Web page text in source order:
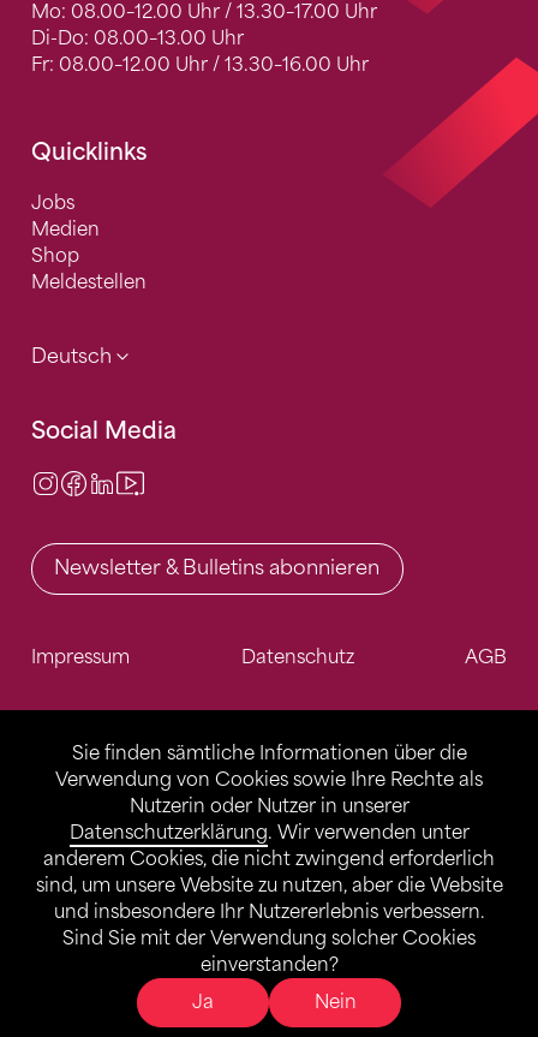
Sie finden sämtliche Informationen über die
Verwendung von Cookies sowie Ihre Rechte als
Nutzerin oder Nutzer in unserer
Datenschutzerklärung. Wir verwenden unter
anderem Cookies, die nicht zwingend erforderlich
sind, um unsere Website zu nutzen, aber die Website
und insbesondere Ihr Nutzererlebnis verbessern.
Sind Sie mit der Verwendung solcher Cookies
einverstanden?
Ja
Nein
Mo: 08.00–12.00 Uhr / 13.30–17.00 Uhr
Di-Do: 08.00–13.00 Uhr
Fr: 08.00–12.00 Uhr / 13.30–16.00 Uhr
Quicklinks
Jobs
Medien
Shop
Meldestellen
Deutsch
Social Media
Instagram
Facebook
LinkedIn
Newsletter & Bulletins abonnieren
Impressum Datenschutz AGB